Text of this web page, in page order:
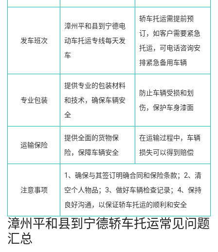
发车班次
漳州平和县到宁德电
动车托运专线每天发
车
轿车托运需提前预
订，如客户需要紧急
托运，可电话咨询安
排紧急备用车辆
专业包装
提供专业的包装材料
和技术，确保车辆安
全
防止车辆受损和划
伤，保护车身漆面
运输保险
提供全面的货物保
险，保障车辆安全
在运输过程中，车辆
损失可以得到赔偿
注意事项
1、确保与其签订明确合同和保险条款；2、清
空个人物品；3、做好车辆检查记录；4、保持
良好沟通，以保证轿车托运的顺利和安全
漳州平和县到宁德轿车托运常见问题
汇总